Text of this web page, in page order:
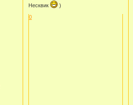
Несквик
)
0